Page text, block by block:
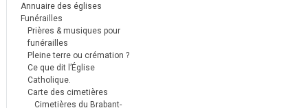
Annuaire des églises
Funérailles
Prières & musiques pour
funérailles
Pleine terre ou crémation ?
Ce que dit l’Église
Catholique.
Carte des cimetières
Cimetières du Brabant-